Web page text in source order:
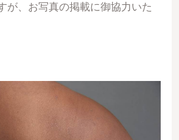
が、お写真の掲載に御協力いた